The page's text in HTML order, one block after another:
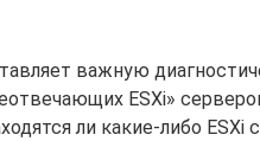
важную
ESXi»
ли какие-либо